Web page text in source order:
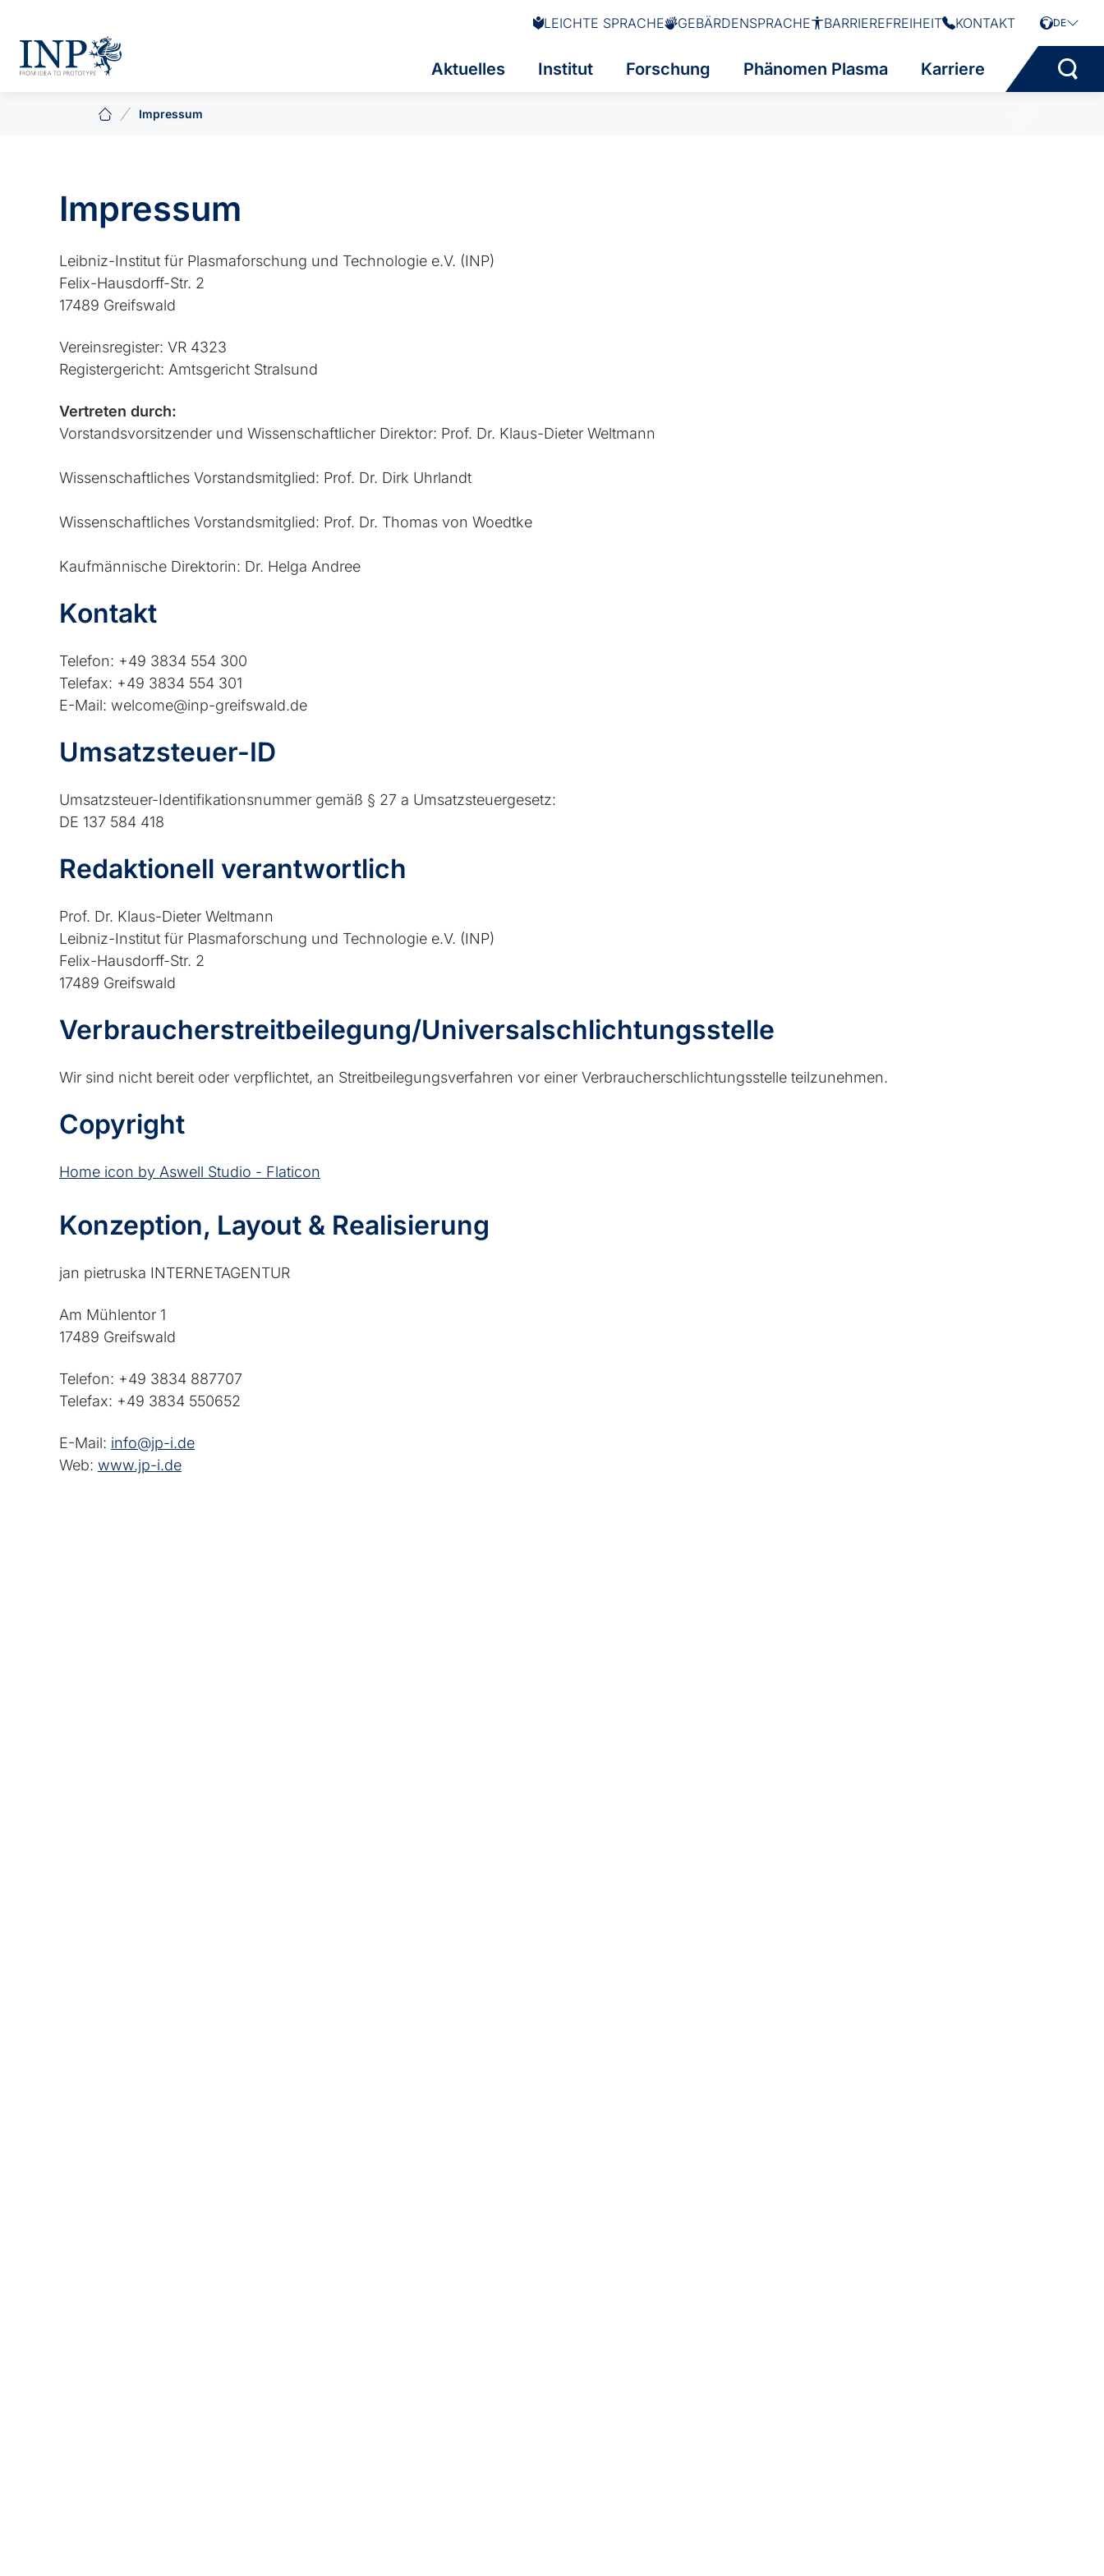
LEICHTE SPRACHE GEBÄRDENSPRACHE BARRIEREFREIHEIT KONTAKT DE
Aktuelles Institut Forschung Phänomen Plasma Karriere
Impressum
Impressum
Leibniz-Institut für Plasmaforschung und Technologie e.V. (INP)
Felix-Hausdorff-Str. 2
17489 Greifswald
Vereinsregister: VR 4323
Registergericht: Amtsgericht Stralsund
Vertreten durch:
Vorstandsvorsitzender und Wissenschaftlicher Direktor: Prof. Dr. Klaus-Dieter Weltmann
Wissenschaftliches Vorstandsmitglied: Prof. Dr. Dirk Uhrlandt
Wissenschaftliches Vorstandsmitglied: Prof. Dr. Thomas von Woedtke
Kaufmännische Direktorin: Dr. Helga Andree
Kontakt
Telefon: +49 3834 554 300
Telefax: +49 3834 554 301
E-Mail: welcome@inp-greifswald.de
Umsatzsteuer-ID
Umsatzsteuer-Identifikationsnummer gemäß § 27 a Umsatzsteuergesetz:
DE 137 584 418
Redaktionell verantwortlich
Prof. Dr. Klaus-Dieter Weltmann
Leibniz-Institut für Plasmaforschung und Technologie e.V. (INP)
Felix-Hausdorff-Str. 2
17489 Greifswald
Verbraucher­streit­beilegung/Universal­schlichtungs­stelle
Wir sind nicht bereit oder verpflichtet, an Streitbeilegungsverfahren vor einer Verbraucherschlichtungsstelle teilzunehmen.
Copyright
Home icon by Aswell Studio - Flaticon
Konzeption, Layout & Realisierung
jan pietruska INTERNETAGENTUR
Am Mühlentor 1
17489 Greifswald
Telefon: +49 3834 887707
Telefax: +49 3834 550652
E-Mail: info@jp-i.de
Web: www.jp-i.de